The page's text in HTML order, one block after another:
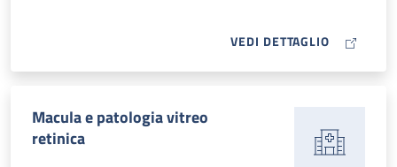
VEDI DETTAGLIO MAP ICON
Macula e patologia vitreo
retinica